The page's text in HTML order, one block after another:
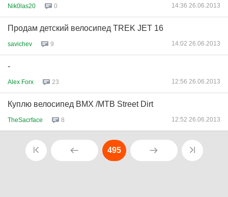
Nik0las20 0 14:36 26.06.2013
Продам детский велосипед TREK JET 16
savichev 9 14:02 26.06.2013
-
Alex Forx 23 12:56 26.06.2013
Куплю велосипед BMX /MTB Street Dirt
TheSacrface 8 12:52 26.06.2013
495